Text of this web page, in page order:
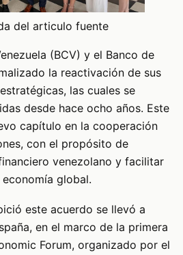
del articulo fuente
(BCV) y el Banco de
la reactivación de sus
las cuales se
desde hace ocho años. Este
capítulo en la cooperación
con el propósito de
venezolano y facilitar
global.
este acuerdo se llevó a
en el marco de la primera
Forum, organizado por el